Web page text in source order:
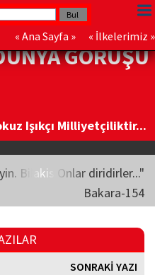
« Ana Sayfa » « İlkelerimiz »
GÖRÜŞÜ
Işıkçı Milliyetçiliktir...
Bilakis Onlar diridirler..."
Bakara-154
SONRAKİ YAZI